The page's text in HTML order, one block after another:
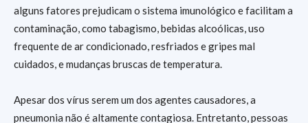
alguns fatores prejudicam o sistema imunológico e facilitam a
contaminação, como tabagismo, bebidas alcoólicas, uso
frequente de ar condicionado, resfriados e gripes mal
cuidados, e mudanças bruscas de temperatura.
Apesar dos vírus serem um dos agentes causadores, a
pneumonia não é altamente contagiosa. Entretanto, pessoas